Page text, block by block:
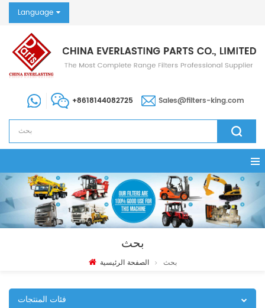
Language
+8618144082725 Sales@filters-king.com
بحث
الصفحة الرئيسية بحث
فئات المنتجات